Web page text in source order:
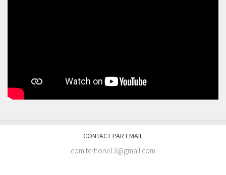
CONTACT PAR EMAIL
comiterhone13@gmail.com